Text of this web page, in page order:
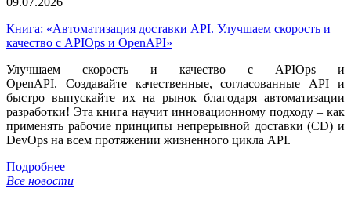
Книга: «Автоматизация доставки API. Улучшаем скорость и
качество с APIOps и OpenAPI»
Улучшаем скорость и качество с APIOps и
OpenAPI. Создавайте качественные, согласованные API и
быстро выпускайте их на рынок благодаря автоматизации
разработки! Эта книга научит инновационному подходу – как
применять рабочие принципы непрерывной доставки (CD) и
DevOps на всем протяжении жизненного цикла API.
Подробнее
Все новости